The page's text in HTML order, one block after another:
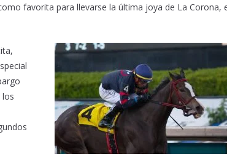
favorita para llevarse la última joya de La Corona,
los